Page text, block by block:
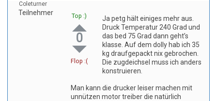
Coleturner
Teilnehmer Top :)
0
Flop :(
Ja petg hält einiges mehr aus.
Druck Temperatur 240 Grad und
das bed 75 Grad dann geht’s
klasse. Auf dem dolly hab ich 35
kg draufgepackt nix gebrochen.
Die zugdeichsel muss ich anders
konstruieren.
Man kann die drucker leiser machen mit
unnützen motor treiber die natürlich